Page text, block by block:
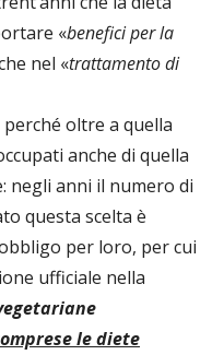
«benefici per la
nel «trattamento di
oltre a quella
anche di quella
negli anni il numero di
questa scelta è
per loro, per cui
ufficiale nella
le diete